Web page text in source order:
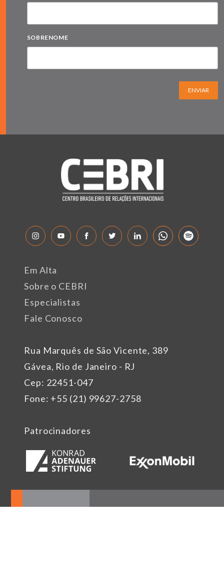
SOBRENOME
ENVIAR
Rua Marquês de São Vicente, 389
Gávea, Rio de Janeiro - RJ
Cep: 22451-047
Fone: +55 (21) 99627-2758
Em Alta
Sobre o CEBRI
Especialistas
Fale Conosco
Patrocinadores